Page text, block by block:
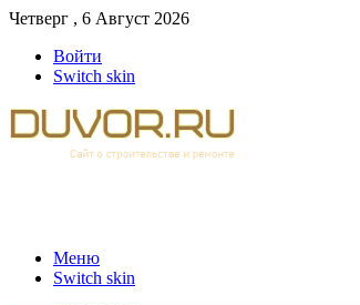
Четверг , 6 Август 2026
Войти
Switch skin
Меню
Switch skin